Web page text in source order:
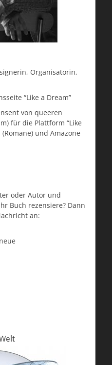
Organisatorin,
“Like a Dream”
von queeren
für die Plattform “Like
und Amazone
oder Autor und
Buch rezensiere? Dann
an: